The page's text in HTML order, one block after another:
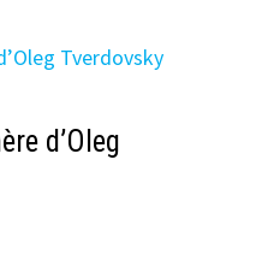
d’Oleg